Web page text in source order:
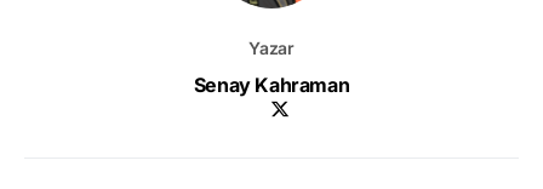
Yazar
Senay Kahraman